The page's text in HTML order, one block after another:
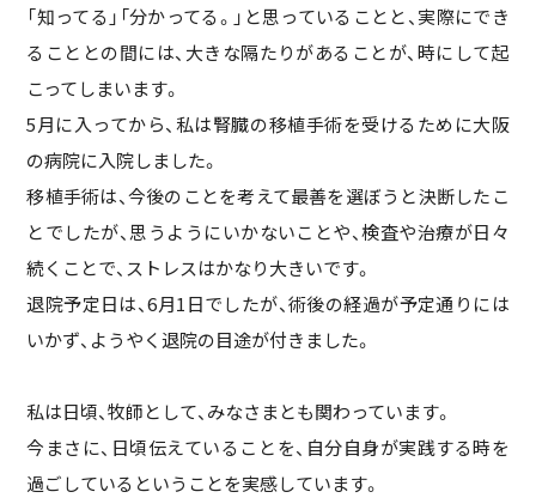
「知ってる」「分かってる。」と思っていることと、実際にでき
ることとの間には、大きな隔たりがあることが、時にして起
こってしまいます。
5月に入ってから、私は腎臓の移植手術を受けるために大阪
の病院に入院しました。
移植手術は、今後のことを考えて最善を選ぼうと決断したこ
とでしたが、思うようにいかないことや、検査や治療が日々
続くことで、ストレスはかなり大きいです。
退院予定日は、6月1日でしたが、術後の経過が予定通りには
いかず、ようやく退院の目途が付きました。
私は日頃、牧師として、みなさまとも関わっています。
今まさに、日頃伝えていることを、自分自身が実践する時を
過ごしているということを実感しています。